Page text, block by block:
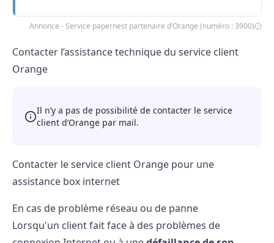
Annonce - Service papernest partenaire d’Orange (numéro : 3900)
Contacter l’assistance technique du service client
Orange
Il n’y a pas de possibilité de contacter le service
client d’Orange par mail.
Contacter le service client Orange pour une
assistance box internet
En cas de problème réseau ou de panne
Lorsqu'un client fait face à des problèmes de